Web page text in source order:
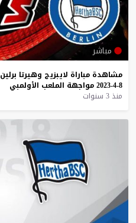
مباشر
مشاهدة مباراة لايبزيج وهيرتا برلين
8-4-2023
مواجهة الملعب الأولمبي
منذ 3 سنوات